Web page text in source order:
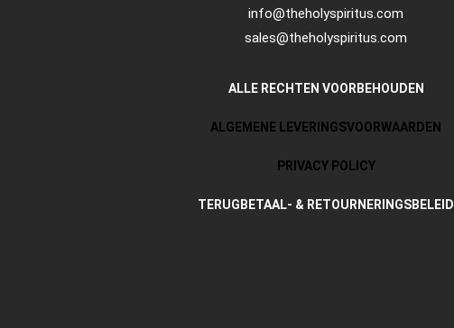
info@theholyspiritus.com
sales@theholyspiritus.com
ALLE RECHTEN VOORBEHOUDEN
ALGEMENE LEVERINGSVOORWAARDEN
PRIVACY POLICY
TERUGBETAAL- & RETOURNERINGSBELEID